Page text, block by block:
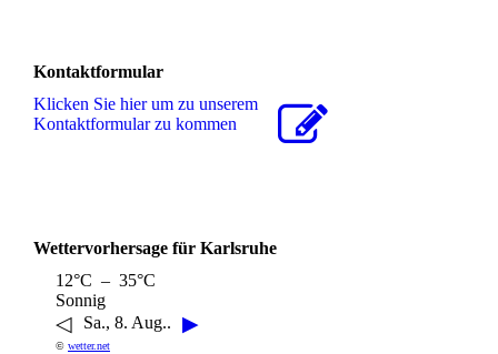
Kontaktformular
Klicken Sie hier um zu unserem
Kon­takt­for­mu­lar zu kommen
Wettervorhersage für Karlsruhe
12°C – 35°C
Sonnig
◁ Sa., 8. Aug.. ▶
© wetter.net